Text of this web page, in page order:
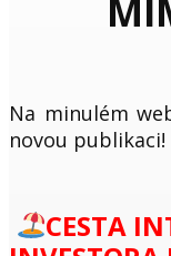
Na minulém
novou publikaci!
CESTA